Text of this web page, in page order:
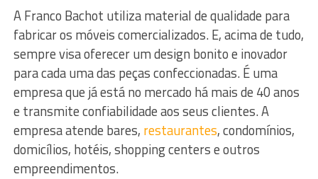
A Franco Bachot utiliza material de qualidade para
fabricar os móveis comercializados. E, acima de tudo,
sempre visa oferecer um design bonito e inovador
para cada uma das peças confeccionadas. É uma
empresa que já está no mercado há mais de 40 anos
e transmite confiabilidade aos seus clientes. A
empresa atende bares, restaurantes, condomínios,
domicílios, hotéis, shopping centers e outros
empreendimentos.